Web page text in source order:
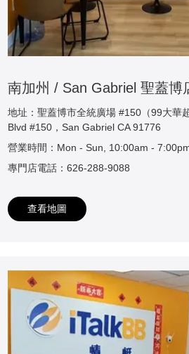
南加州 / San Gabriel 聖蓋博
地址：聖蓋博市全統廣場 #150（99大華
Blvd #150，San Gabriel CA 91776
營業時間：Mon - Sun, 10:00am -
專門店電話：626-288-9088
查看地圖